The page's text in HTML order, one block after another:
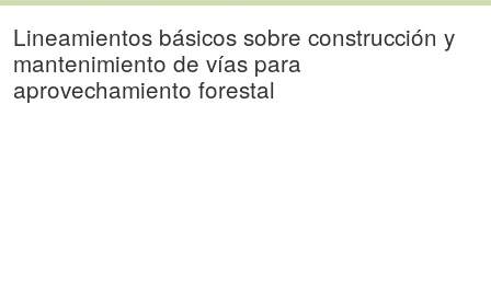
Lineamientos básicos sobre construcción y
mantenimiento de vías para
aprovechamiento forestal